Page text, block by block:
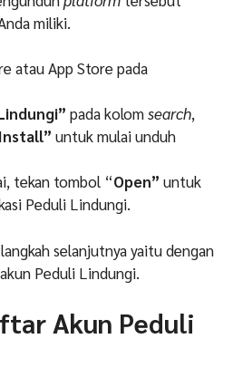
miliki.
atau App Store pada
pada kolomsearch,
Install” untuk mulai unduh
tekan tombol “Open” untuk
Peduli Lindungi.
selanjutnya yaitu dengan
Peduli Lindungi.
Akun Peduli